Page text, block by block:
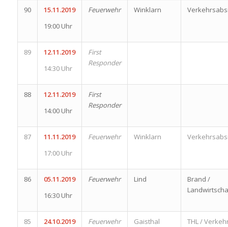
90
15.11.2019
19:00 Uhr
Feuerwehr Winklarn
89
12.11.2019
14:30 Uhr
First
Responder
88
12.11.2019
14:00 Uhr
First
Responder
87
11.11.2019
17:00 Uhr
Feuerwehr Winklarn
86
05.11.2019
16:30 Uhr
Feuerwehr Lind
Brand /
85
24.10.2019
Feuerwehr Gaisthal THL /